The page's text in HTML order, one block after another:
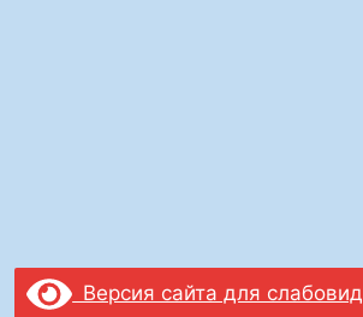
Версия сайта для